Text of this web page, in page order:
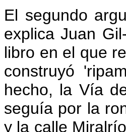
El segundo
explica Juan
libro en el que
construyó
hecho, la Vía
seguía por la
y la calle